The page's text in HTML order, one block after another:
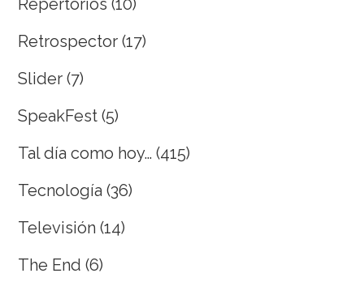
Retrospector (17)
Slider (7)
SpeakFest (5)
Tal día como hoy… (415)
Tecnología (36)
Televisión (14)
The End (6)